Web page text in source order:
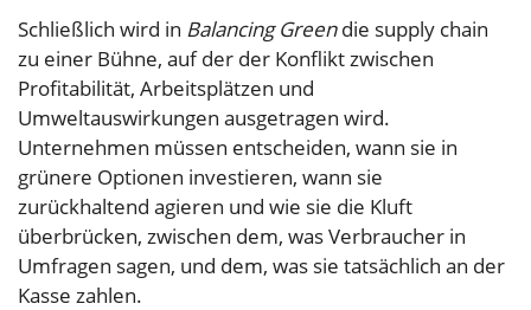
Schließlich wird in Balancing Greendie supply chain
zu einer Bühne, auf der der Konflikt zwischen
Profitabilität, Arbeitsplätzen und
Umweltauswirkungen ausgetragen wird.
Unternehmen müssen entscheiden, wann sie in
grünere Optionen investieren, wann sie
zurückhaltend agieren und wie sie die Kluft
überbrücken, zwischen dem, was Verbraucher in
Umfragen sagen, und dem, was sie tatsächlich an der
Kasse zahlen.